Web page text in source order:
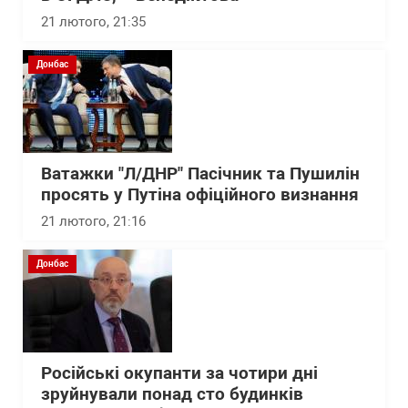
21 лютого, 21:35
Донбас
Ватажки "Л/ДНР" Пасічник та Пушилін
просять у Путіна офіційного визнання
21 лютого, 21:16
Донбас
Російські окупанти за чотири дні
зруйнували понад сто будинків